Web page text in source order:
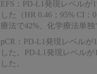
EFS：PD-L1発現レベルが
した（HR 0.46；95% CI
療法で42%、化学療法単独
pCR：PD-L1発現レベル
した。PD-L1発現レベル
した。